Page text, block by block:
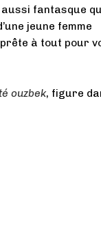
fantasque
jeune femme
à tout pour
ouzbek, figure